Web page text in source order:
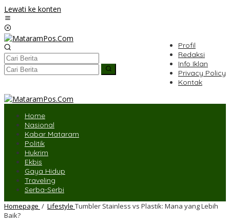
Lewati ke konten
Profil
Redaksi
Info Iklan
Privacy Policy
Kontak
Home
Nasional
Kabar Mataram
Politik
Hukrim
Ekbis
Gaya Hidup
Traveling
Serba-Serbi
Homepage / Lifestyle Tumbler Stainless vs Plastik: Mana yang Lebih
Baik?